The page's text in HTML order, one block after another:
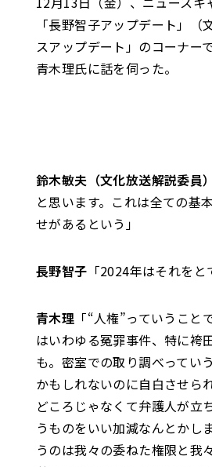
「長野智子アップデート」
スアップデート」のコーナー
青木理氏に話を伺った。
鈴木敏夫（文化放送解説委員）
と思います。これは全ての基
せがあるという」
長野智子 「2024年はそれを
青木理 「“人権”っていうこ
はいわゆる冤罪事件、特に袴
も。密室での取り調べってい
かもしれないのに自白させら
どころじゃなくて弁護人が立
うものをいい加減なんとかし
うのは我々の委ねた権限と我